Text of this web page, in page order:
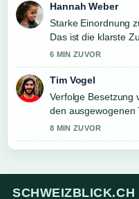
Hannah Weber
Starke Einordnung
Das ist die klarste
6 MIN ZUVOR
Tim Vogel
Verfolge Besetzung
den ausgewogenen
8 MIN ZUVOR
SCHWEIZBLICK.CH